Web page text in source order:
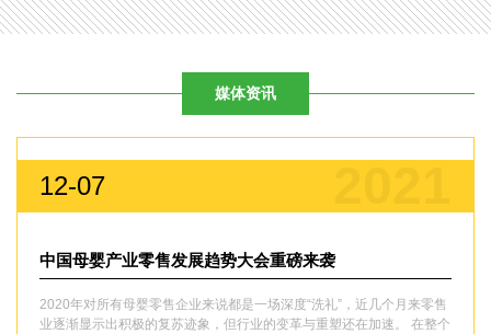
媒体资讯
12-07
中国母婴产业零售发展趋势大会重磅来袭
2020年对所有母婴零售企业来说都是一场深度“洗礼”，近几个月来零售
业逐渐显示出积极的复苏迹象，但行业的变革与重塑还在加速。 在整个